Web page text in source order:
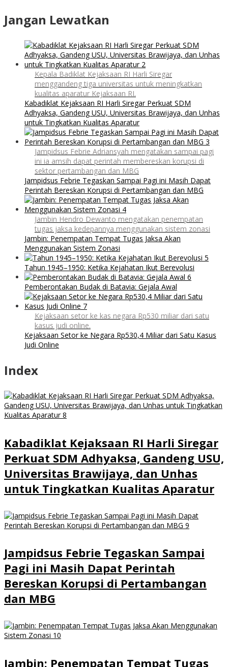
Jangan Lewatkan
Kepala Badiklat Kejaksaan RI Harli Siregar
menggandeng tiga universitas untuk meningkatkan
kualitas aparatur Kejaksaan RI.
Kabadiklat Kejaksaan RI Harli Siregar Perkuat SDM
Adhyaksa, Gandeng USU, Universitas Brawijaya, dan Unhas
untuk Tingkatkan Kualitas Aparatur
Jampidsus Febrie Adriansyah mengatakan sampai pagi
ini ia amsih dapat perintah membereskan korupsi di
sektor pertambangan dan MBG
Jampidsus Febrie Tegaskan Sampai Pagi ini Masih Dapat
Perintah Bereskan Korupsi di Pertambangan dan MBG
Jambin Hendro Dewanto mengatakan penempatan
tugas jaksa kedepannya menggunakan sistem zonasi
Jambin: Penempatan Tempat Tugas Jaksa Akan
Menggunakan Sistem Zonasi
Tahun 1945–1950: Ketika Kejahatan Ikut Berevolusi
Pemberontakan Budak di Batavia: Gejala Awal
Kejaksaan setor ke kas negara Rp530 miliar dari satu
kasus judi online.
Kejaksaan Setor ke Negara Rp530,4 Miliar dari Satu Kasus
Judi Online
Index
Kabadiklat Kejaksaan RI Harli Siregar
Perkuat SDM Adhyaksa, Gandeng USU,
Universitas Brawijaya, dan Unhas
untuk Tingkatkan Kualitas Aparatur
Jampidsus Febrie Tegaskan Sampai
Pagi ini Masih Dapat Perintah
Bereskan Korupsi di Pertambangan
dan MBG
Jambin: Penempatan Tempat Tugas